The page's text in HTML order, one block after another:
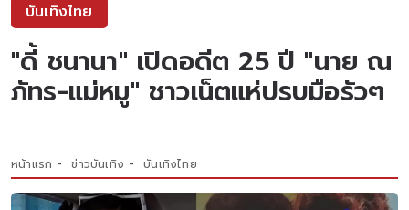
บันเทิงไทย
"ดี้ ชนานา" เปิดอดีต 25 ปี "นาย ณ
ภัทร-แม่หมู" ชาวเน็ตแห่ปรบมือรัวๆ
หน้าแรก ข่าวบันเทิง บันเทิงไทย